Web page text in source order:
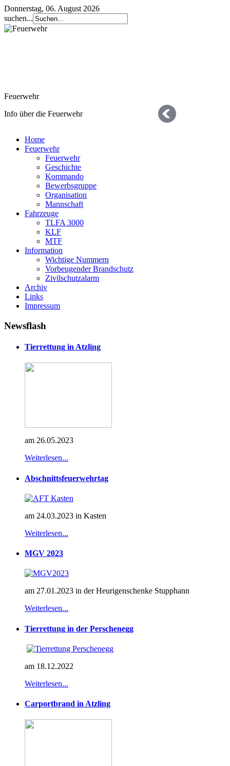
Donnerstag, 06. August 2026
suchen...
Feuerwehr
Info über die Feuerwehr
Geschichte
die letzten 125 Jahre
Home
Feuerwehr
Feuerwehr
Geschichte
Kommando
Bewerbsgruppe
Organisation
Mannschaft
Fahrzeuge
TLFA 3000
KLF
MTF
Information
Wichtige Nummern
Vorbeugender Brandschutz
Zivilschutzalarm
Archiv
Links
Impressum
Newsflash
Tierrettung in Atzling
am 26.05.2023
Weiterlesen...
Abschnittsfeuerwehrtag
am 24.03.2023 in Kasten
Weiterlesen...
MGV 2023
am 27.01.2023 in der Heurigenschenke Stupphann
Weiterlesen...
Tierrettung in der Perschenegg
am 18.12.2022
Weiterlesen...
Carportbrand in Atzling